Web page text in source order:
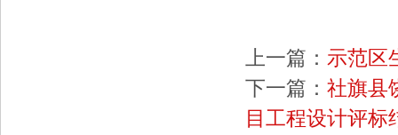
上一篇： 示范区
下一篇： 社旗县
目工程设计评标